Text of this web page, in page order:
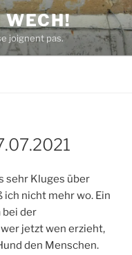
WECH!
joignent pas.
sehr Kluges über
nicht mehr wo. Ein
bei der
jetzt wen erzieht,
den Menschen.